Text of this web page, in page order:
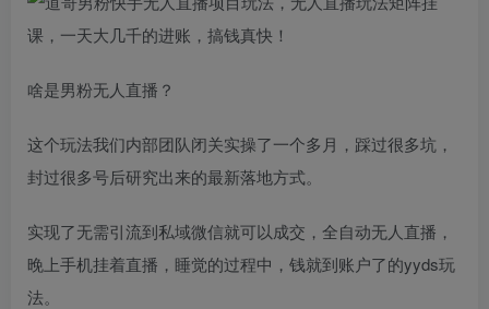
啥是男粉无人直播？
这个玩法我们内部团队闭关实操了一个多月，踩过很多坑，
封过很多号后研究出来的最新落地方式。
实现了无需引流到私域微信就可以成交，全自动无人直播，
晚上手机挂着直播，睡觉的过程中，钱就到账户了的yyds玩
法。